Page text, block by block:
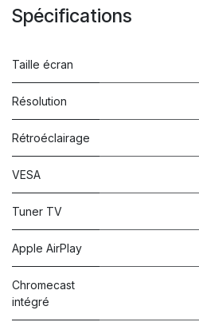
Spécifications
Taille écran
Résolution
Rétroéclairage
VESA
Tuner TV
Apple AirPlay
Chromecast
intégré